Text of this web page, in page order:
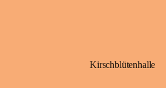
Kirschblütenhalle